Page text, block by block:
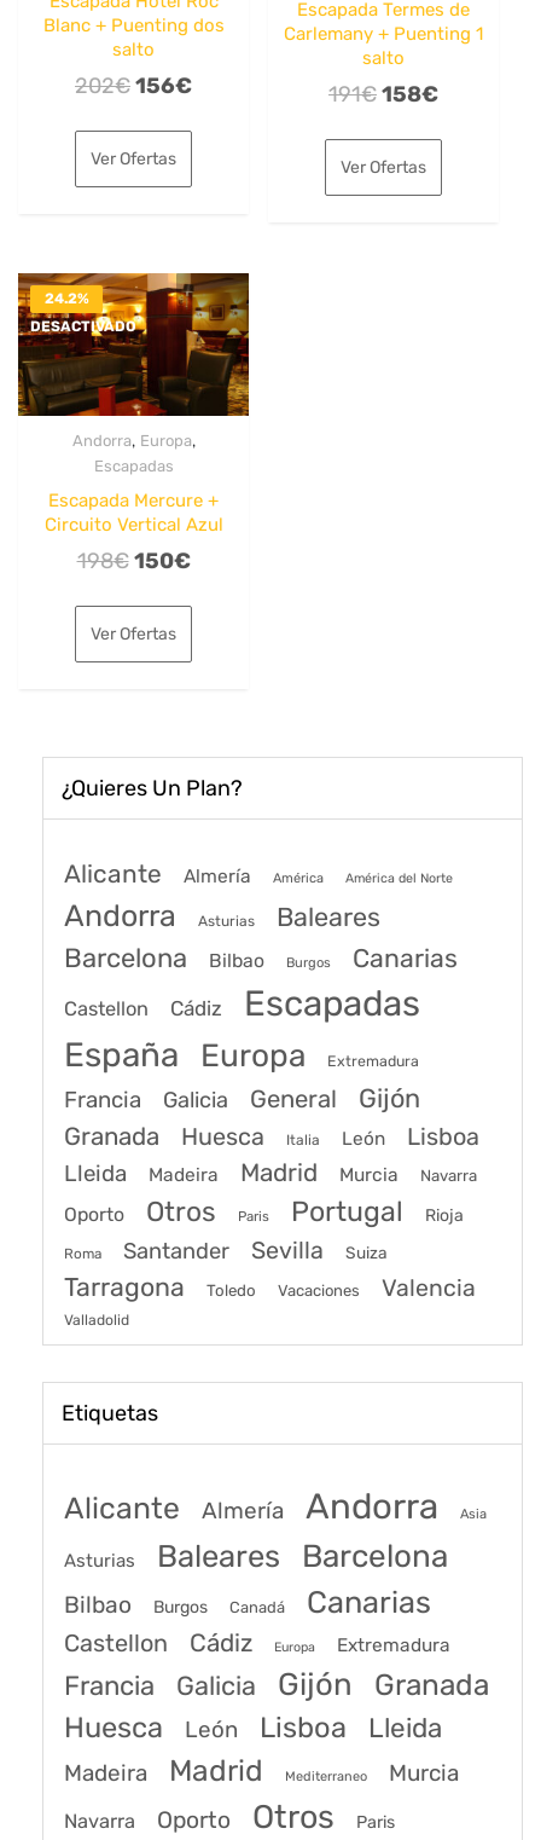
Blanc + Puenting dos
salto
202€El
original
era:
156€El
es:
Ver Ofertas
Escapada Termes de
Carlemany + Puenting 1
salto
191€El
original
era:
158€El
es:
Ver Ofertas
24.2%
DESACTIVADO
Andorra, Europa,
Escapadas
Escapada Mercure +
Circuito Vertical Azul
198€ El
original
era:
150€El
es:
Ver Ofertas
¿Quieres Un Plan?
Alicante Almería América América del Norte
Andorra Asturias Baleares
Barcelona Bilbao Burgos Canarias
Castellon Cádiz Escapadas
España Europa Extremadura
Francia Galicia General Gijón
Granada Huesca Italia León Lisboa
Lleida Madeira Madrid Murcia Navarra
Oporto Otros Paris Portugal Rioja
Roma Santander Sevilla Suiza
Tarragona Toledo Vacaciones Valencia
Valladolid
Etiquetas
Alicante Almería Andorra Asia
Asturias Baleares Barcelona
Bilbao Burgos Canadá Canarias
Castellon Cádiz Europa Extremadura
Francia Galicia Gijón Granada
Huesca León Lisboa Lleida
Madeira Madrid Mediterraneo Murcia
Navarra Oporto Otros Paris